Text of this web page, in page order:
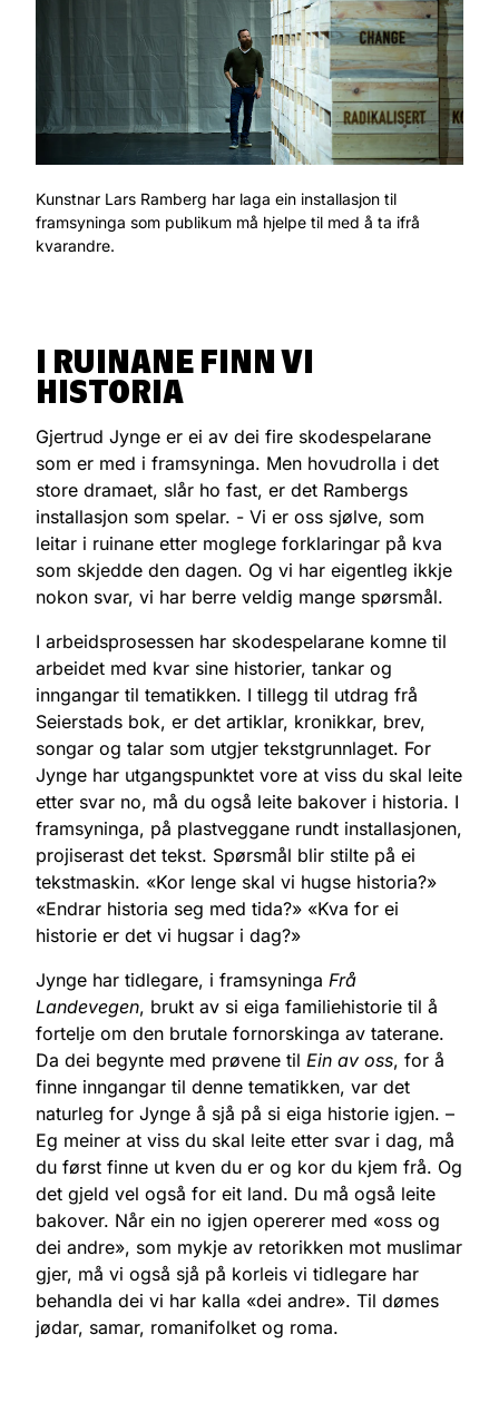
Kunstnar Lars Ramberg har laga ein installasjon til
framsyninga som publikum må hjelpe til med å ta ifrå
kvarandre.
I RUINANE FINN VI
HISTORIA
Gjertrud Jynge er ei av dei fire skodespelarane
som er med i framsyninga. Men hovudrolla i det
store dramaet, slår ho fast, er det Rambergs
installasjon som spelar. - Vi er oss sjølve, som
leitar i ruinane etter moglege forklaringar på kva
som skjedde den dagen. Og vi har eigentleg ikkje
nokon svar, vi har berre veldig mange spørsmål.
I arbeidsprosessen har skodespelarane komne til
arbeidet med kvar sine historier, tankar og
inngangar til tematikken. I tillegg til utdrag frå
Seierstads bok, er det artiklar, kronikkar, brev,
songar og talar som utgjer tekstgrunnlaget. For
Jynge har utgangspunktet vore at viss du skal leite
etter svar no, må du også leite bakover i historia. I
framsyninga, på plastveggane rundt installasjonen,
projiserast det tekst. Spørsmål blir stilte på ei
tekstmaskin. «Kor lenge skal vi hugse historia?»
«Endrar historia seg med tida?» «Kva for ei
historie er det vi hugsar i dag?»
Jynge har tidlegare, i framsyninga Frå
Landevegen, brukt av si eiga familiehistorie til å
fortelje om den brutale fornorskinga av taterane.
Da dei begynte med prøvene til Ein av oss, for å
finne inngangar til denne tematikken, var det
naturleg for Jynge å sjå på si eiga historie igjen. –
Eg meiner at viss du skal leite etter svar i dag, må
du først finne ut kven du er og kor du kjem frå. Og
det gjeld vel også for eit land. Du må også leite
bakover. Når ein no igjen opererer med «oss og
dei andre», som mykje av retorikken mot muslimar
gjer, må vi også sjå på korleis vi tidlegare har
behandla dei vi har kalla «dei andre». Til dømes
jødar, samar, romanifolket og roma.